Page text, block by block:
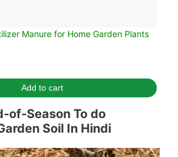
Manure for Home Garden Plants
Add to cart
of-Season To do
Soil In Hindi